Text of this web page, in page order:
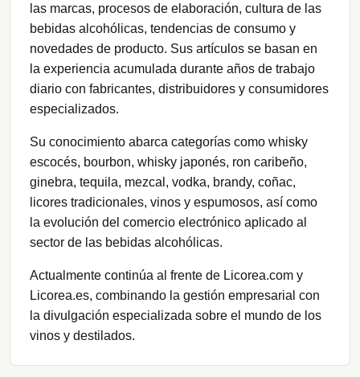
las marcas, procesos de elaboración, cultura de las
bebidas alcohólicas, tendencias de consumo y
novedades de producto. Sus artículos se basan en
la experiencia acumulada durante años de trabajo
diario con fabricantes, distribuidores y consumidores
especializados.
Su conocimiento abarca categorías como whisky
escocés, bourbon, whisky japonés, ron caribeño,
ginebra, tequila, mezcal, vodka, brandy, coñac,
licores tradicionales, vinos y espumosos, así como
la evolución del comercio electrónico aplicado al
sector de las bebidas alcohólicas.
Actualmente continúa al frente de Licorea.com y
Licorea.es, combinando la gestión empresarial con
la divulgación especializada sobre el mundo de los
vinos y destilados.